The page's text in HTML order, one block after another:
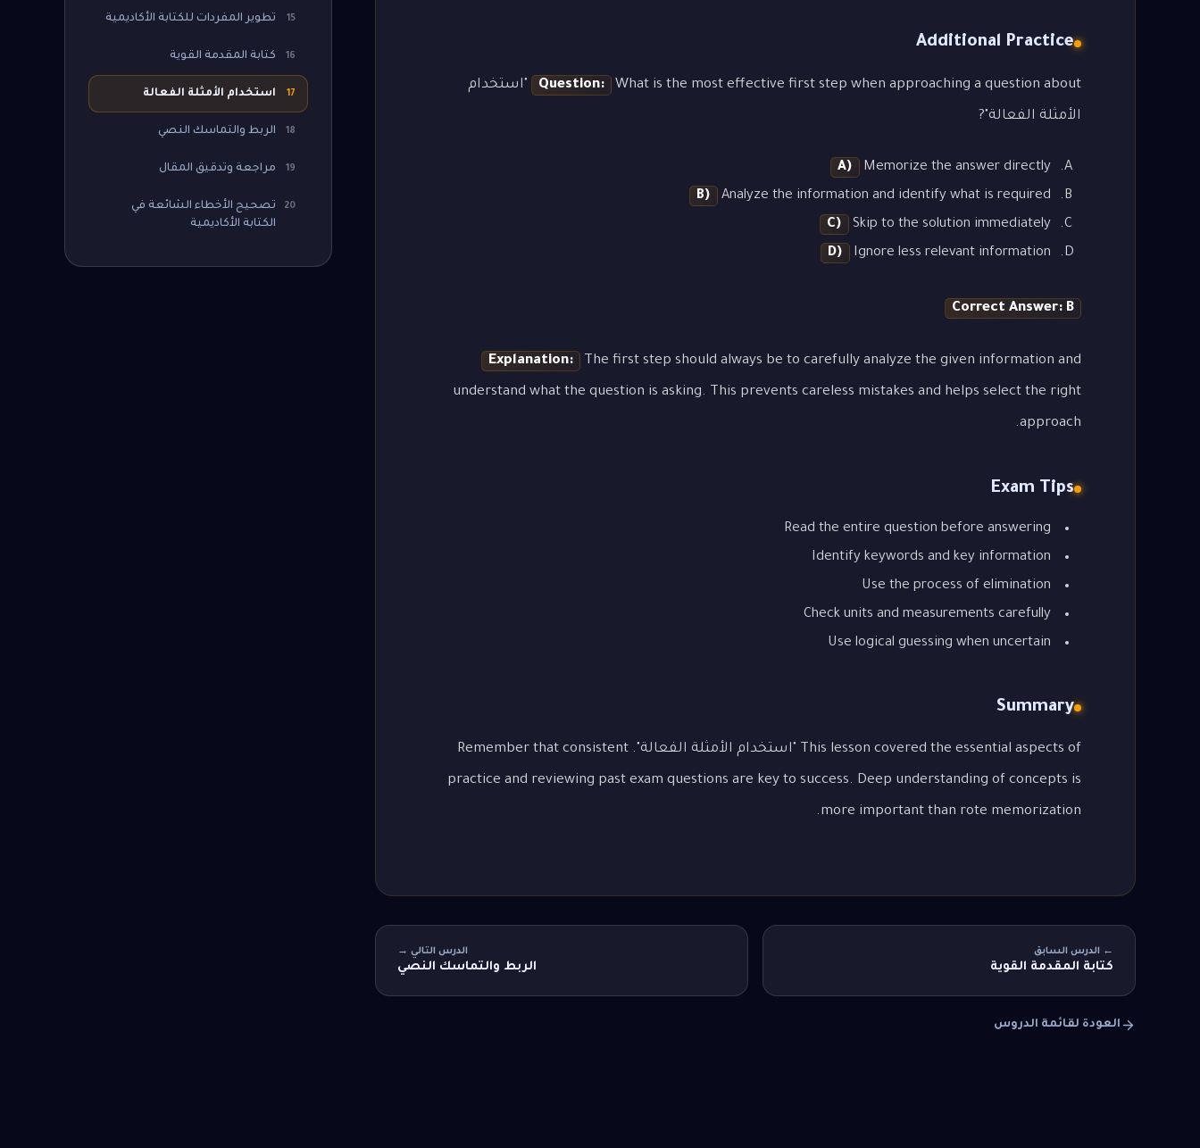
Additional Practice
Question: What is the most effective first step when approaching a question about "استخدام
الأمثلة الفعالة"?
A)
Memorize the answer directly
B)
Analyze the information and identify what is required
C)
Skip to the solution immediately
D)
Ignore less relevant information
Correct Answer: B
Explanation: The first step should always be to carefully analyze the given information and
understand what the question is asking. This prevents careless mistakes and helps select the right
approach.
Exam Tips
Read the entire question before answering
Identify keywords and key information
Use the process of elimination
Check units and measurements carefully
Use logical guessing when uncertain
Summary
This lesson covered the essential aspects of "استخدام الأمثلة الفعالة". Remember that consistent
practice and reviewing past exam questions are key to success. Deep understanding of concepts is
more important than rote memorization.
← الدرس السابق
كتابة المقدمة القوية
الدرس التالي →
الربط والتماسك النصي
العودة لقائمة الدروس
15 تطوير المفردات للكتابة الأكاديمية
16 كتابة المقدمة القوية
17 استخدام الأمثلة الفعالة
18 الربط والتماسك النصي
19 مراجعة وتدقيق المقال
20
تصحيح الأخطاء الشائعة في
الكتابة الأكاديمية